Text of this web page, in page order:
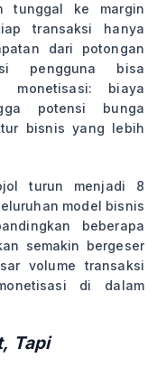
tunggal ke margin
transaksi hanya
dari potongan
pengguna bisa
monetisasi: biaya
potensi bunga
bisnis yang lebih
turun menjadi 8
model bisnis
beberapa
semakin bergeser
volume transaksi
di dalam
Tapi